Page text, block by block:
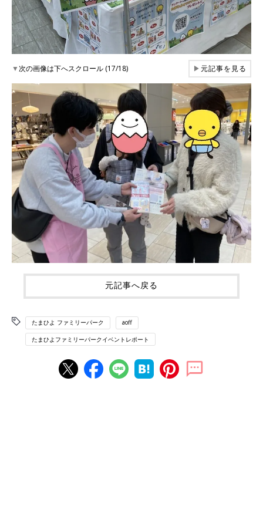
▼次の画像は下へスクロール (17/18) ▶元記事を見る
元記事へ戻る
たまひよ ファミリーパーク aoff
たまひよファミリーパークイベントレポート